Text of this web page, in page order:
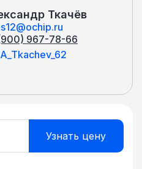
Ткачёв
967-78-66
A_Tkachev_62